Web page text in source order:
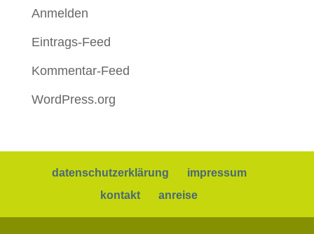
Anmelden
Eintrags-Feed
Kommentar-Feed
WordPress.org
datenschutzerklärung
impressum
kontakt
anreise